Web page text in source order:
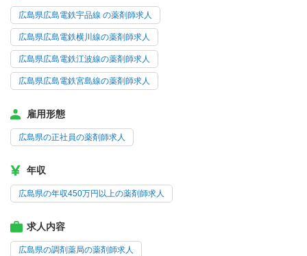
広島県広島電鉄宇品線 の薬剤師求人
広島県広島電鉄横川線の薬剤師求人
広島県広島電鉄江波線の薬剤師求人
広島県広島電鉄宮島線の薬剤師求人
雇用形態
広島県の正社員の薬剤師求人
年収
広島県の年収450万円以上の薬剤師求人
求人内容
広島県の調剤薬局の薬剤師求人